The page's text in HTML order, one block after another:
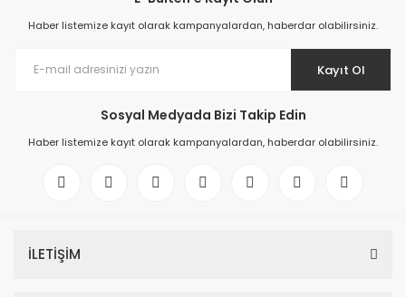
Haber listemize kayıt olarak kampanyalardan, haberdar olabilirsiniz.
Kayıt Ol
Sosyal Medyada Bizi Takip Edin
Haber listemize kayıt olarak kampanyalardan, haberdar olabilirsiniz.
İLETİŞİM